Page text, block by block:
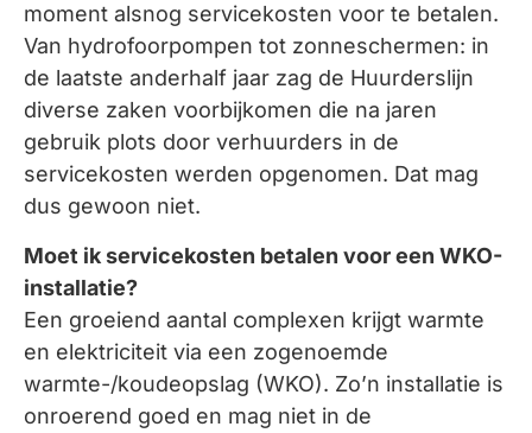
moment alsnog servicekosten voor te betalen.
Van hydrofoorpompen tot zonneschermen: in
de laatste anderhalf jaar zag de Huurderslijn
diverse zaken voorbijkomen die na jaren
gebruik plots door verhuurders in de
servicekosten werden opgenomen. Dat mag
dus gewoon niet.
Moet ik servicekosten betalen voor een WKO-
installatie?
Een groeiend aantal complexen krijgt warmte
en elektriciteit via een zogenoemde
warmte-/koudeopslag (WKO). Zo’n installatie is
onroerend goed en mag niet in de